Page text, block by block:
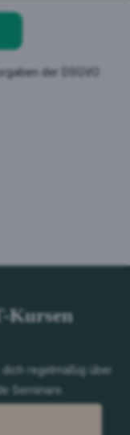
der DSGVO
Kursen
regelmäßig über
Seminare.